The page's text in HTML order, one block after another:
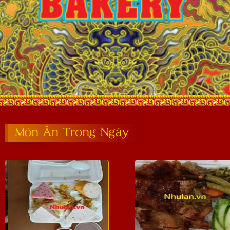
Món Ăn Trong Ngày